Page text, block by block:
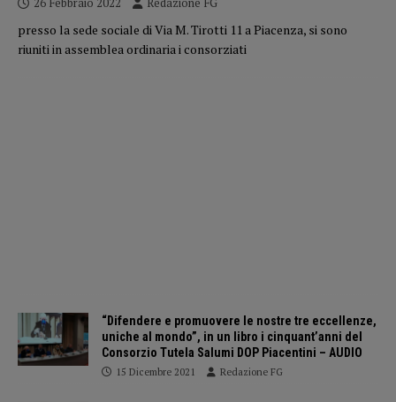
presso la sede sociale di Via M. Tirotti 11 a Piacenza, si sono
riuniti in assemblea ordinaria i consorziati
“Difendere e promuovere le nostre tre eccellenze,
uniche al mondo”, in un libro i cinquant’anni del
Consorzio Tutela Salumi DOP Piacentini – AUDIO
15 Dicembre 2021 Redazione FG